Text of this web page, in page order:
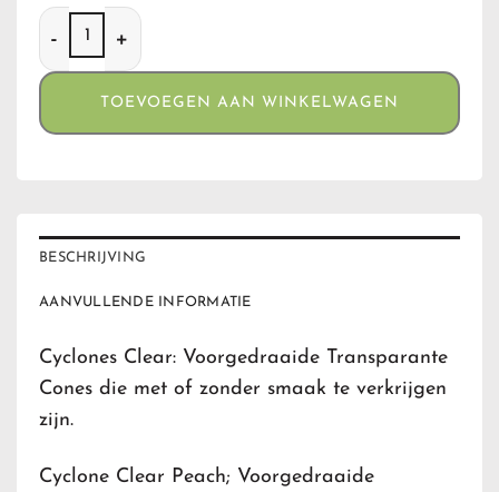
Cyclone Clear Peach aantal
TOEVOEGEN AAN WINKELWAGEN
BESCHRIJVING
AANVULLENDE INFORMATIE
Cyclones Clear: Voorgedraaide Transparante
Cones die met of zonder smaak te verkrijgen
zijn.
Cyclone Clear Peach; Voorgedraaide